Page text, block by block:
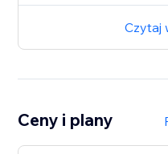
Czytaj
Ceny i plany